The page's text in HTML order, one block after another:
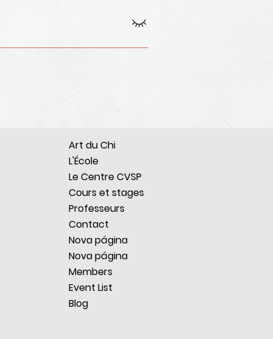
Art du Chi
L'École
Le Centre CVSP
Cours et stages
Professeurs
Contact
Nova página
Nova página
Members
Event List
Blog